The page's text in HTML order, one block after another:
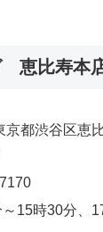
恵比寿本
都渋谷区恵
15時30分、